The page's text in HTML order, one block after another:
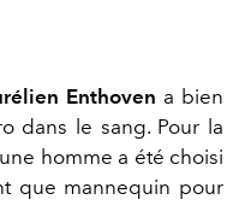
Enthoven a bien
dans le sang. Pour la
homme a été choisi
que mannequin pour